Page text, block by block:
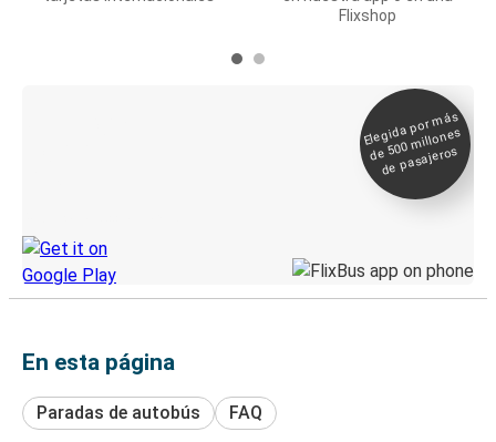
Flixshop
Elegida por
más
de 500
millones
de pasajeros
En esta página
Paradas de autobús FAQ